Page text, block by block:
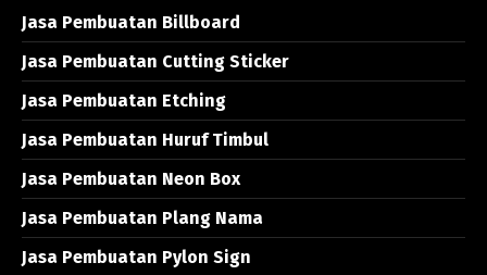
Jasa Pembuatan Billboard
Jasa Pembuatan Cutting Sticker
Jasa Pembuatan Etching
Jasa Pembuatan Huruf Timbul
Jasa Pembuatan Neon Box
Jasa Pembuatan Plang Nama
Jasa Pembuatan Pylon Sign